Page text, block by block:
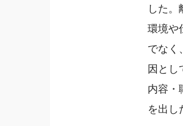
した。
環境や
でなく
因とし
内容・
を出し